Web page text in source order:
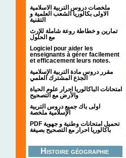
ملخصات دروس التربية الاسلامية
الاولى بكالوريا الشعب العلمية و
التقنية
تمارين و خطاطة روعة شاملة للإرث
مع الحلول
Logiciel pour aider les
enseignants à gérer facilement
et efficacement leurs notes.
مقرر دروس مادة التربية الإسلامية
الجذع المشترك العلمي
امتحانات الباكالوريا احرار علوم الحياة
والأرض مع التصحيح
اولى باك جميع دروس التربية
الإسلامية ملخصة
PDF تحميل امتحانات وطنية و جهوية
باكالوريا احرار مع التصحيح بصيغة
Histoire géographie